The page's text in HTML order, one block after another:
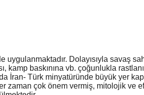
Dolayısıyla savaş
baskınına vb. çoğunlukla
İran- Türk minyatüründe büyük yer
zaman çok önem vermiş, mitolojik ve